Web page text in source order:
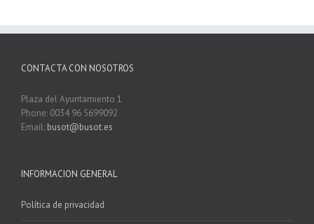
CONTACTA CON NOSOTROS
Plaza del Ayuntamiento 1
Phone: 0034 96 5699092
Email: busot@busot.es
INFORMACION GENERAL
Política de privacidad